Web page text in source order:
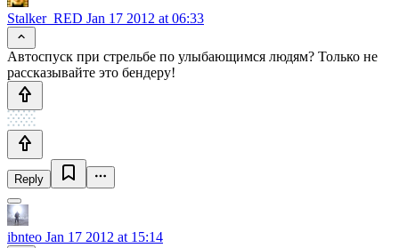
Stalker_RED Jan 17 2012 at 06:33
Автоспуск при стрельбе по улыбающимся людям? Только не
рассказывайте это бендеру!
Reply
ibnteo Jan 17 2012 at 15:14